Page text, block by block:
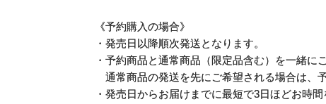
《予約購入の場合》
・発売日以降順次発送となります。
・予約商品と通常商品（限定品含む）を一緒
通常商品の発送を先にご希望される場合は、
・発売日からお届けまでに最短で3日ほどお時間